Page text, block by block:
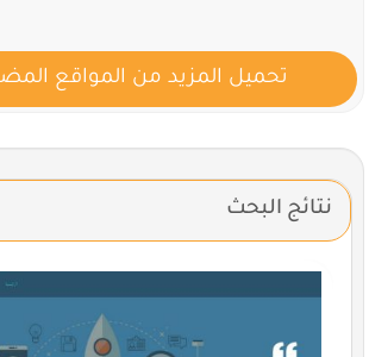
تحميل المزيد من المواقع
نتائج البحث